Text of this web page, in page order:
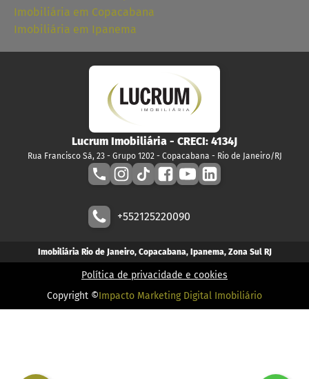
Imobiliária em Copacabana
Imobiliária em Ipanema
Lucrum Imobiliária- CRECI:4134J
Rua Francisco Sá, 23 - Grupo 1202 - Copacabana - Rio de Janeiro/RJ
+552125220090
Imobiliária Rio de Janeiro, Copacabana, Ipanema, Zona Sul RJ
Copyright ©Impacto Marketing Digital Imobiliário
Política de privacidade e cookies